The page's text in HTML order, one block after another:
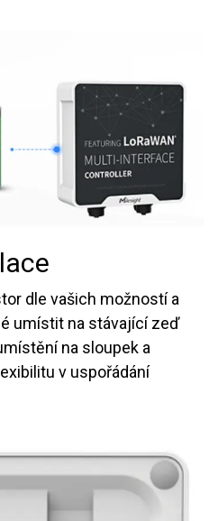
dle vašich možností a
umístit na stávající zeď
na sloupek a
v uspořádání